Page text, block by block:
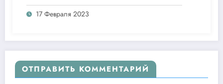
17 Февраля 2023
ОТПРАВИТЬ КОММЕНТАРИЙ